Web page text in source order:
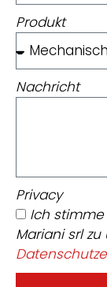
Produkt
Nachricht
Privacy
Ich
Mariani srl